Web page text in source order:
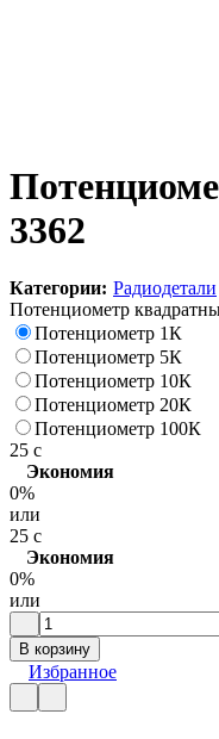
3362
Категории: Радиодетали
Потенциометр
Потенциометр 1К
Потенциометр 5К
Потенциометр 10К
Потенциометр 20К
Потенциометр 100К
25 c
Экономия
0%
или
25 c
Экономия
0%
или
В корзину
Избранное